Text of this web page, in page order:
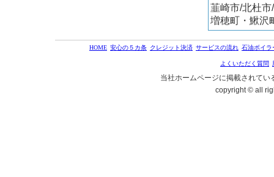
韮崎市/北杜
増穂町・鰍沢
石油ボイラ
サービスの流れ
クレジット決済
安心の５カ条
HOME
よくいただく質問
当社ホームページに掲載されて
copyright © all